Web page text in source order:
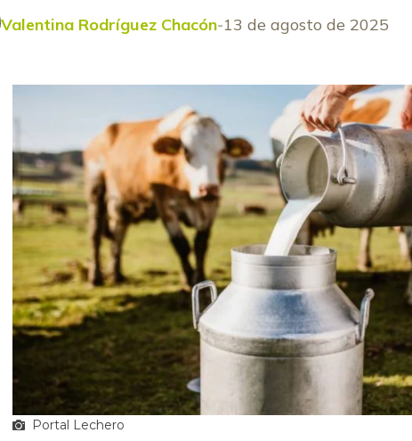
Valentina Rodríguez Chacón 13 de agosto de 2025
Portal Lechero